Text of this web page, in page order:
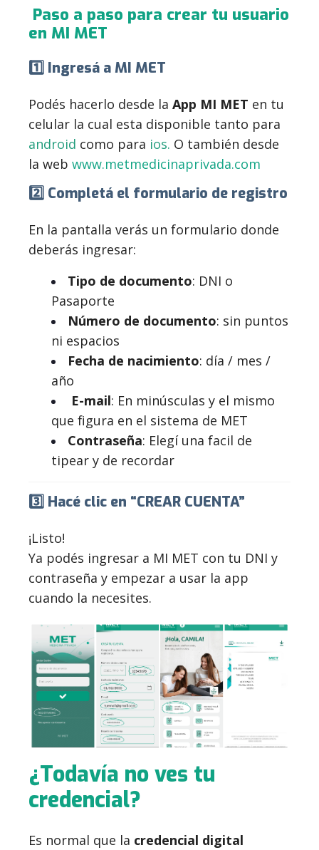
Paso a paso para crear tu usuario
en MI MET
1️⃣ Ingresá a MI MET
Podés hacerlo desde la App MI MET en tu
celular la cual esta disponible tanto para
android como para ios. O también desde
la web www.metmedicinaprivada.com
2️⃣ Completá el formulario de registro
En la pantalla verás un formulario donde
deberás ingresar:
Tipo de documento: DNI o
Pasaporte
Número de documento: sin puntos
ni espacios
Fecha de nacimiento: día / mes /
año
E-mail: En minúsculas y el mismo
que figura en el sistema de MET
Contraseña: Elegí una facil de
tipear y de recordar
3️⃣ Hacé clic en “CREAR CUENTA”
¡Listo!
Ya podés ingresar a MI MET con tu DNI y
contraseña y empezar a usar la app
cuando la necesites.
¿Todavía no ves tu
credencial?
Es normal que la credencial digital